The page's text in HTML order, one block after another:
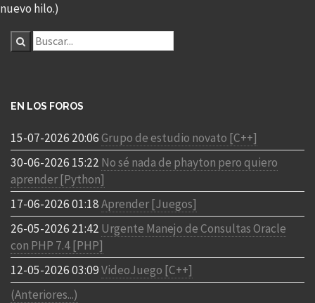
nuevo hilo.)
EN LOS FOROS
15-07-2026 20:06Grupo de estudio novato [C++]
30-06-2026 15:22 No sé nada de phayton pero quiero
aprender [Python]
17-06-2026 01:18Aprender [Juegos]
26-05-2026 21:42 Urgente Manejo de Consultas Oracle
con PHP 7.4 [PHP]
12-05-2026 03:09VideoJuego [C++]
(Anteriores...)